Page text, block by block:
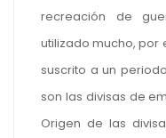
recreación de
utilizado mucho, por
suscrito a un
son las divisas de
Origen de las